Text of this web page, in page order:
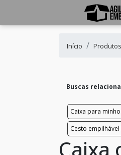
Início Produtos
Buscas
Caixa para
Cesto
Caixa